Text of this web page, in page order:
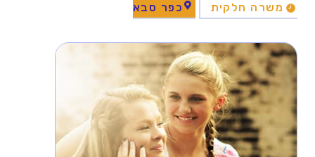
משרה חלקית כפר סבא